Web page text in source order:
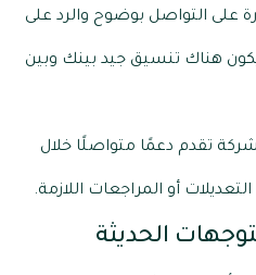
على التواصل بوضوح والرد على
هناك تنسيق جيد بينك وبين
تقدم دعمًا متواصلًا خلال
أو المراجعات اللازمة.